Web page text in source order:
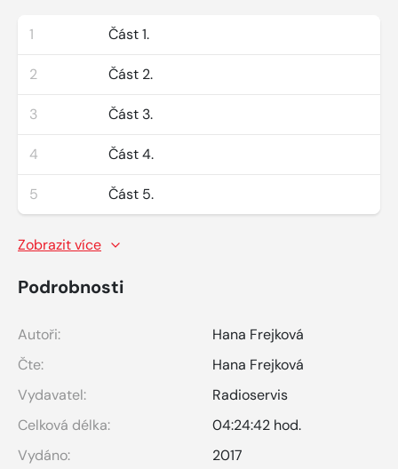
1 Část 1.
2 Část 2.
3 Část 3.
4 Část 4.
5 Část 5.
Zobrazit více
Podrobnosti
Autoři:
Hana Frejková
Čte:
Hana Frejková
Vydavatel:
Radioservis
Celková délka:
04:24:42 hod.
Vydáno:
2017